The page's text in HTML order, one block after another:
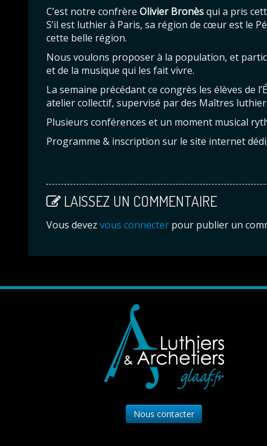
C’est notre confrère Olivier Bronèsqui a pris
S’il est luthier à Paris, sa région de cœur est le
cette belle région.
Nous voulons proposer à la population, et
et de la musique qui les fait vivre.
La semaine précédant ce congrès les élèves de
atelier collectif, supervisé par des Maîtres
Plusieurs conférences et un moment musical
Programme & inscription sur le site internet
LAISSEZ UN COMMENTAIRE
Vous devez vous connecter pour publier un
Nous contacter